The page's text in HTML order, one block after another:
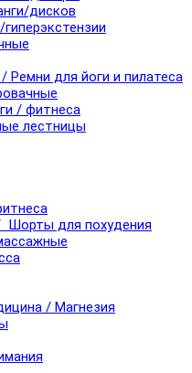
дисков
Ремни для йоги и пилатеса
/ фитнеса
лестницы
Шорты для похудения
/ Магнезия